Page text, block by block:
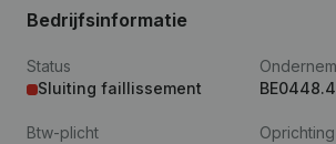
Bedrijfsinformatie
Status
Sluiting faillissement
Btw-plicht
Oprichting